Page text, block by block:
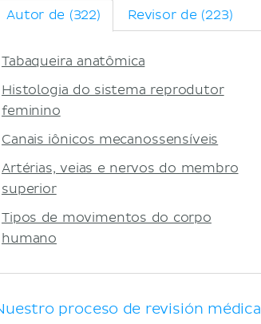
Autor de (322) Revisor de (223)
Tabaqueira anatômica
Histologia do sistema reprodutor
feminino
Canais iônicos mecanossensíveis
Artérias, veias e nervos do membro
superior
Tipos de movimentos do corpo
humano
proceso de revisión médica